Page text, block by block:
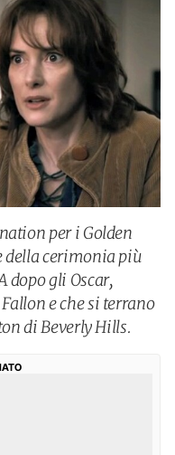
per i Golden
della cerimonia più
dopo gli Oscar,
e che si terrano
di Beverly Hills.